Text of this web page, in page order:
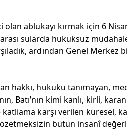
ablukayı kırmak için 6
sularda hukuksuz
ardından Genel Merkez
hakkı, hukuku tanımayan,
Batı’nın kimi kanlı, kirli,
karşı verilen küresel,
bütün insanî